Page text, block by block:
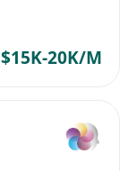
$15K-20K/M